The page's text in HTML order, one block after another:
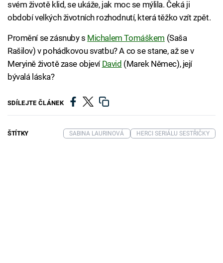
svém životě klid, se ukáže, jak moc se mýlila. Čeká ji
období velkých životních rozhodnutí, která těžko vzít zpět.
Promění se zásnuby s Michalem Tomáškem (Saša
Rašilov) v pohádkovou svatbu? A co se stane, až se v
Meryině životě zase objeví David (Marek Němec), její
bývalá láska?
SDÍLEJTE ČLÁNEK
ŠTÍTKY SABINA LAURINOVÁ HERCI SERIÁLU SESTŘIČKY